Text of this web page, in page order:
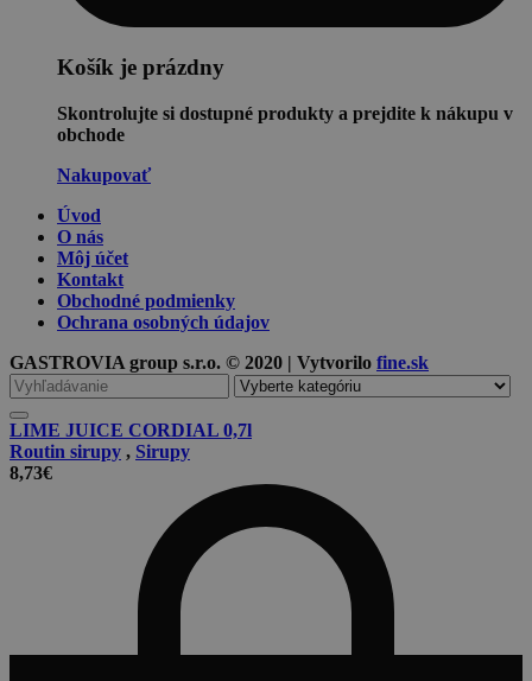
Košík je prázdny
Skontrolujte si dostupné produkty a prejdite k nákupu v
obchode
Nakupovať
Úvod
O nás
Môj účet
Kontakt
Obchodné podmienky
Ochrana osobných údajov
GASTROVIA group s.r.o. © 2020 | Vytvorilo fine.sk
Vyhľadávanie
pre
LIME JUICE CORDIAL 0,7l
Routin sirupy , Sirupy
8,73€